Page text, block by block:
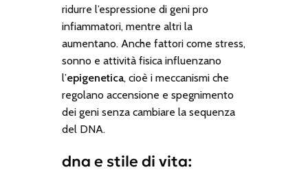
ridurre l’espressione di geni pro
infiammatori, mentre altri la
aumentano. Anche fattori come stress,
sonno e attività fisica influenzano
l’epigenetica, cioè i meccanismi che
regolano accensione e spegnimento
dei geni senza cambiare la sequenza
del DNA.
dna e stile di vita: